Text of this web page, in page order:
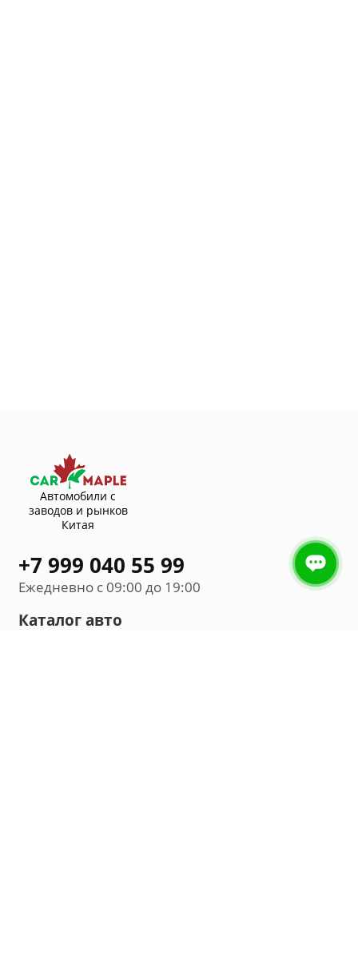
Автомобили с
заводов и рынков
Китая
+7 999 040 55 99
Ежедневно с 09:00 до 19:00
Каталог авто